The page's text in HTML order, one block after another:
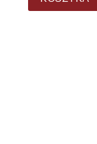
zaokrąglona